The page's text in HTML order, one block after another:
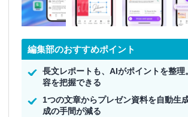
編集部のおすすめポイント
長文レポートも、AIがポイントを整理
容を把握できる
1つの文章からプレゼン資料を自動生
成の手間が減る